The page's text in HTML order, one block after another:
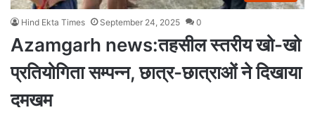
Hind Ekta Times September 24, 2025 0
Azamgarh news:तहसील स्तरीय खो-खो
प्रतियोगिता सम्पन्न, छात्र-छात्राओं ने दिखाया
दमखम